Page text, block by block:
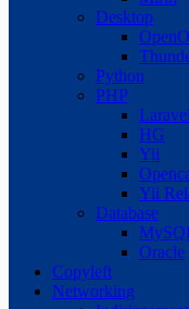
Desktop
Python
PHP
HG
Yii
Yii
Database
Oracle
Copyleft
Networking